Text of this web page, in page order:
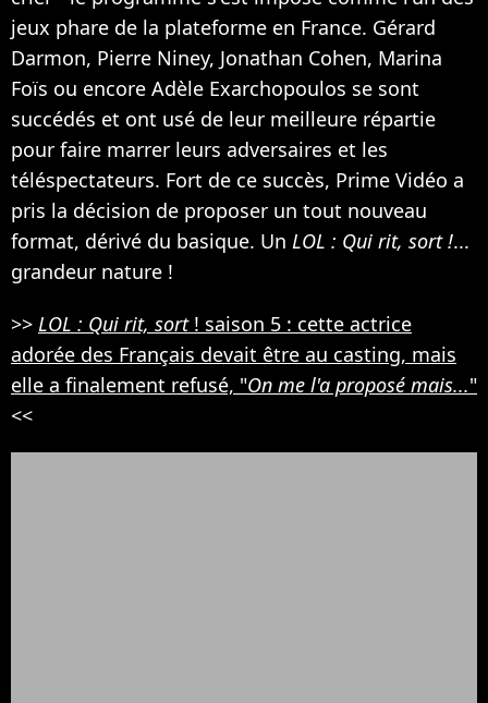
jeux phare de la plateforme en France. Gérard
Darmon, Pierre Niney, Jonathan Cohen, Marina
Foïs ou encore Adèle Exarchopoulos se sont
succédés et ont usé de leur meilleure répartie
pour faire marrer leurs adversaires et les
téléspectateurs. Fort de ce succès, Prime Vidéo a
pris la décision de proposer un tout nouveau
format, dérivé du basique. Un LOL : Qui rit, sort !...
grandeur nature !
>> LOL : Qui rit, sort! saison 5 : cette actrice
adorée des Français devait être au casting, mais
elle a finalement refusé, "On me l'a proposé mais..."
<<